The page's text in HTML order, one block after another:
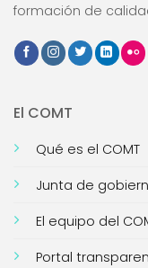
formación de
El COMT
Qué es el COMT
Junta de
El equipo del
Portal